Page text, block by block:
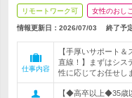
リモートワーク可 女性のおし
情報更新日：2026/07/03 終了予
仕事内容
【手厚いサポート
直線！】まずはシス
性に応じてお任せし
【◆高卒以上◆35歳